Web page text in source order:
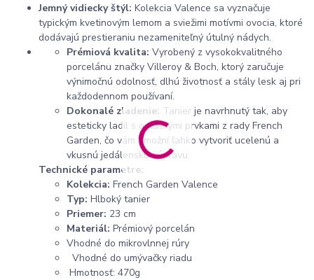
Jemný vidiecky štýl: Kolekcia Valence sa vyznačuje
typickým kvetinovým lemom a sviežimi motívmi ovocia, ktoré
dodávajú prestieraniu nezameniteľný útulný nádych.
Prémiová kvalita: Vyrobený z vysokokvalitného
porcelánu značky Villeroy & Boch, ktorý zaručuje
výnimočnú odolnosť, dlhú životnosť a stály lesk aj pri
každodennom používaní.
Dokonalé zladenie: Tanier je navrhnutý tak, aby
esteticky ladil s ostatnými prvkami z rady French
Garden, čo vám umožní ľahko vytvoriť ucelenú a
vkusnú jedálenskú súpravu.
Technické parametre:
Kolekcia: French Garden Valence
Typ: Hlboký tanier
Priemer: 23 cm
Materiál: Prémiový porcelán
Vhodné do mikrovlnnej rúry
Vhodné do umývačky riadu
Hmotnosť: 470g